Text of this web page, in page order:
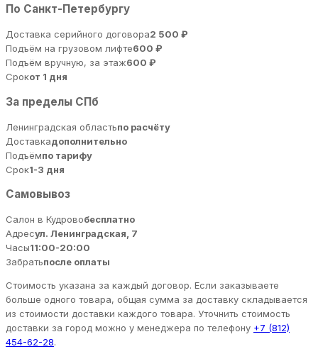
По Санкт-Петербургу
Доставка серийного договора2 500 ₽
Подъём на грузовом лифте600 ₽
Подъём вручную, за этаж600 ₽
Срокот 1 дня
За пределы СПб
Ленинградская областьпо расчёту
Доставкадополнительно
Подъёмпо тарифу
Срок1-3 дня
Самовывоз
Салон в Кудровобесплатно
Адресул. Ленинградская, 7
Часы11:00-20:00
Забратьпосле оплаты
Стоимость указана за каждый договор. Если заказываете
больше одного товара, общая сумма за доставку складывается
из стоимости доставки каждого товара. Уточнить стоимость
доставки за город можно у менеджера по телефону +7 (812)
454-62-28.